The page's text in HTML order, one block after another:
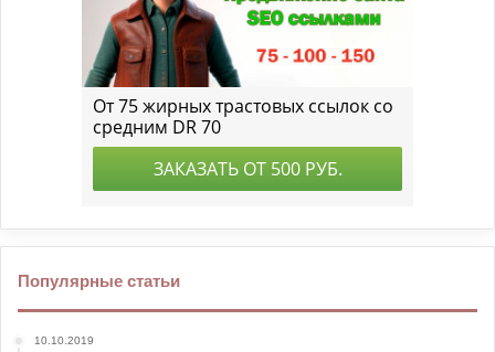
Популярные статьи
10.10.2019